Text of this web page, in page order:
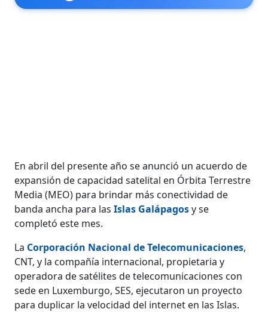
En abril del presente año se anunció un acuerdo de
expansión de capacidad satelital en Órbita Terrestre
Media (MEO) para brindar más conectividad de
banda ancha para lasIslas Galápagosy se
completó este mes.
La Corporación Nacional de Telecomunicaciones,
CNT, y la compañía internacional, propietaria y
operadora de satélites de telecomunicaciones con
sede en Luxemburgo, SES, ejecutaron un proyecto
para duplicar la velocidad del internet en las Islas.